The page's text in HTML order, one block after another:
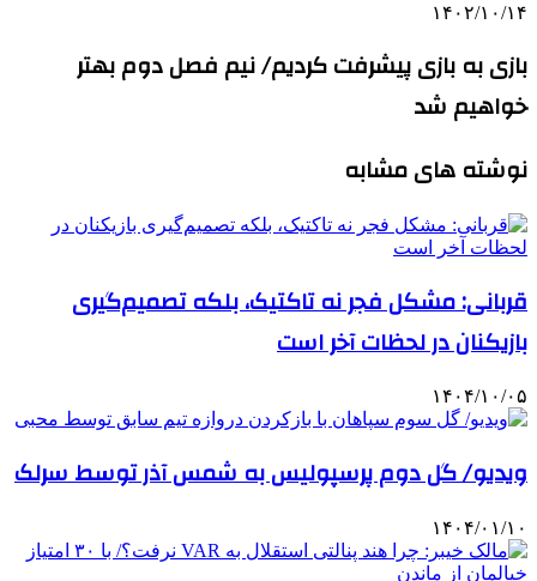
۱۴۰۲/۱۰/۱۴
بازی به بازی پیشرفت کردیم/ نیم فصل دوم بهتر
خواهیم شد
نوشته های مشابه
قربانی: مشکل فجر نه تاکتیک، بلکه تصمیم‌گیری
بازیکنان در لحظات آخر است
۱۴۰۴/۱۰/۰۵
ویدیو/ گل دوم پرسپولیس به شمس آذر توسط سرلک
۱۴۰۴/۰۱/۱۰